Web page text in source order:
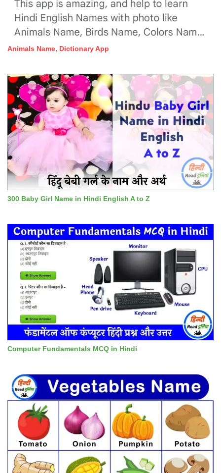
Animals Name, Dictionary App
300 Baby Girl Name in Hindi English A to Z
Computer Fundamentals MCQ in Hindi